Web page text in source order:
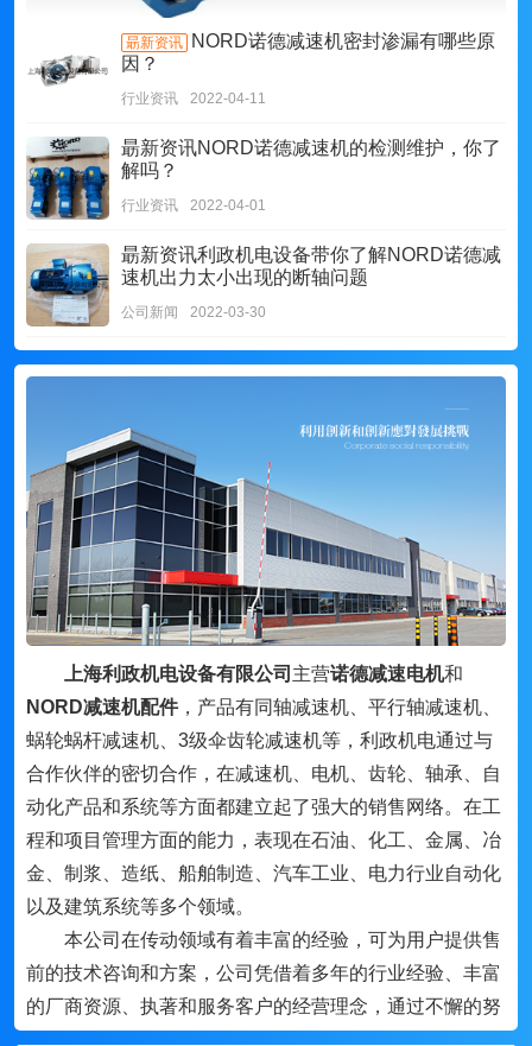
朂新资讯
NORD诺德减速机密封渗漏有哪些原
因？
行业资讯 2022-04-11
朂新资讯NORD诺德减速机的检测维护，你了
解吗？
行业资讯 2022-04-01
朂新资讯利政机电设备带你了解NORD诺德减
速机出力太小出现的断轴问题
公司新闻 2022-03-30
上海利政机电设备有限公司 主营诺德减速电机和
NORD减速机配件，产品有同轴减速机、平行轴减速机、
蜗轮蜗杆减速机、3级伞齿轮减速机等，利政机电通过与
合作伙伴的密切合作，在减速机、电机、齿轮、轴承、自
动化产品和系统等方面都建立起了强大的销售网络。在工
程和项目管理方面的能力，表现在石油、化工、金属、冶
金、制浆、造纸、船舶制造、汽车工业、电力行业自动化
以及建筑系统等多个领域。
本公司在传动领域有着丰富的经验，可为用户提供售
前的技术咨询和方案，公司凭借着多年的行业经验、丰富
的厂商资源、执著和服务客户的经营理念，通过不懈的努
力，与国内外的机电行业品牌及许多厂家密切合作，形成